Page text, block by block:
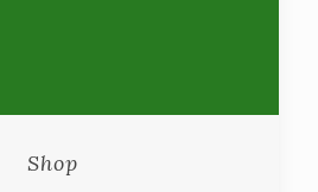
Shop